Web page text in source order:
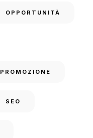
OPPORTUNITÀ
PROMOZIONE
SEO